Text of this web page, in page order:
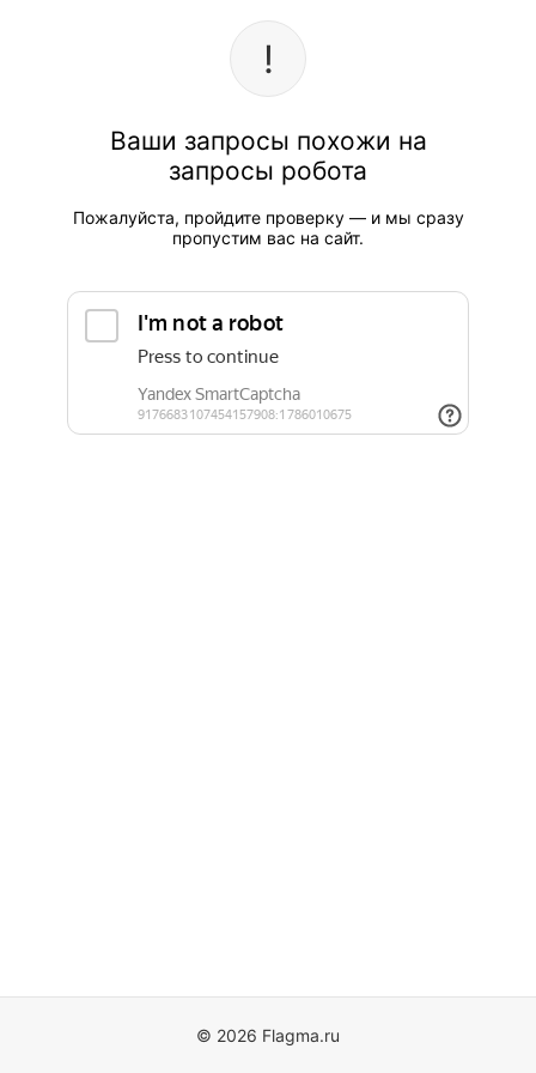
Ваши запросы похожи на
запросы робота
Пожалуйста, пройдите проверку — и мы сразу
пропустим вас на сайт.
© 2026 Flagma.ru